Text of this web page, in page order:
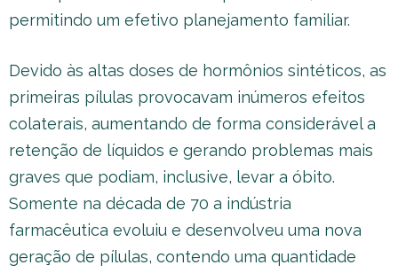
permitindo um efetivo planejamento familiar.
Devido às altas doses de hormônios sintéticos, as
primeiras pílulas provocavam inúmeros efeitos
colaterais, aumentando de forma considerável a
retenção de líquidos e gerando problemas mais
graves que podiam, inclusive, levar a óbito.
Somente na década de 70 a indústria
farmacêutica evoluiu e desenvolveu uma nova
geração de pílulas, contendo uma quantidade